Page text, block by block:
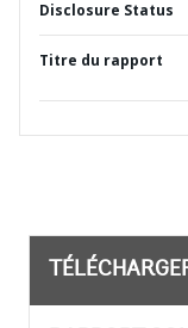
Disclosure Status
Titre du rapport